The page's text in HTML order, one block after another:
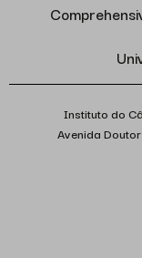
Instituto do
Avenida